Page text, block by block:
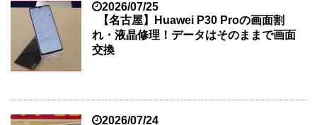
2026/07/25
【名古屋】Huawei P30 Proの画面割
れ・液晶修理！データはそのままで画面
交換
2026/07/24